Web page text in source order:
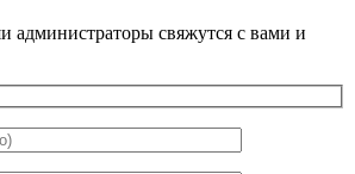
администраторы свяжутся с вами и